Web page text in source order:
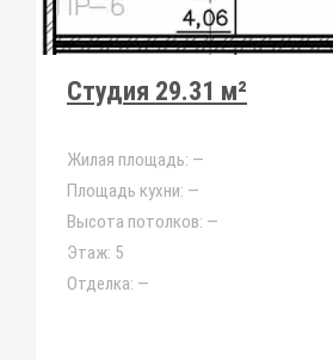
Студия 29.31 м²
Жилая площадь: —
Площадь кухни: —
Высота потолков: —
Этаж: 5
Отделка: —